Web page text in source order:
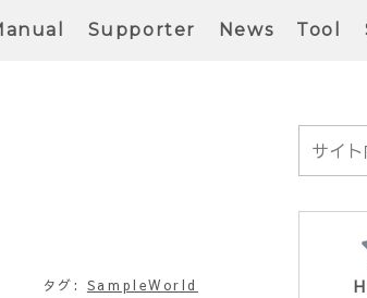
Supporter News Tool
タグ: SampleWorld